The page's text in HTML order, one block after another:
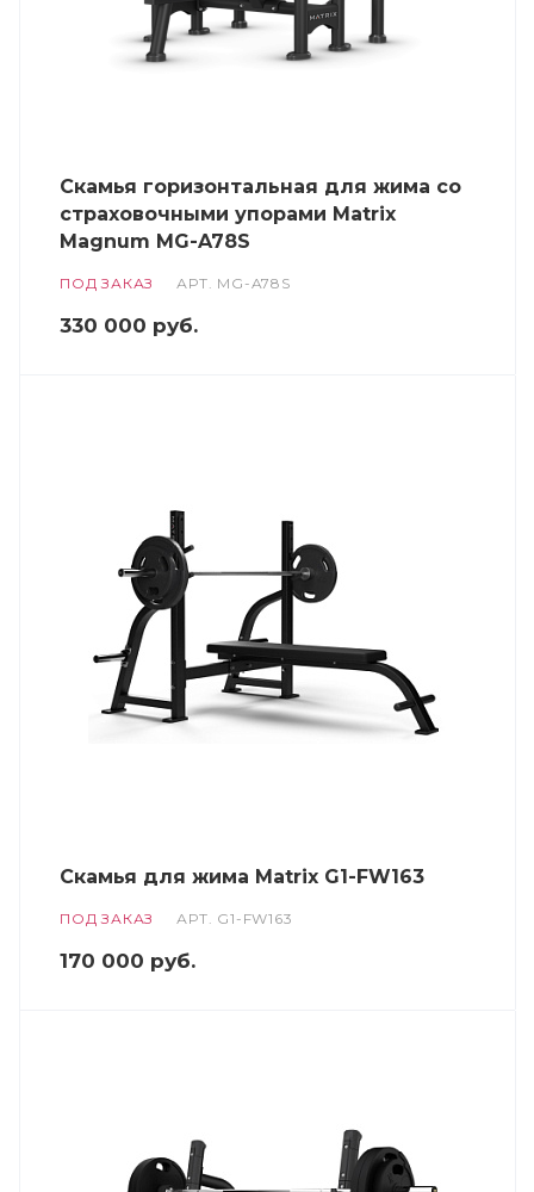
Скамья горизонтальная для жима со
страховочными упорами Matrix
Magnum MG-A78S
ПОД ЗАКАЗ АРТ. MG-A78S
330 000 руб.
Скамья для жима Matrix G1-FW163
ПОД ЗАКАЗ АРТ. G1-FW163
170 000 руб.